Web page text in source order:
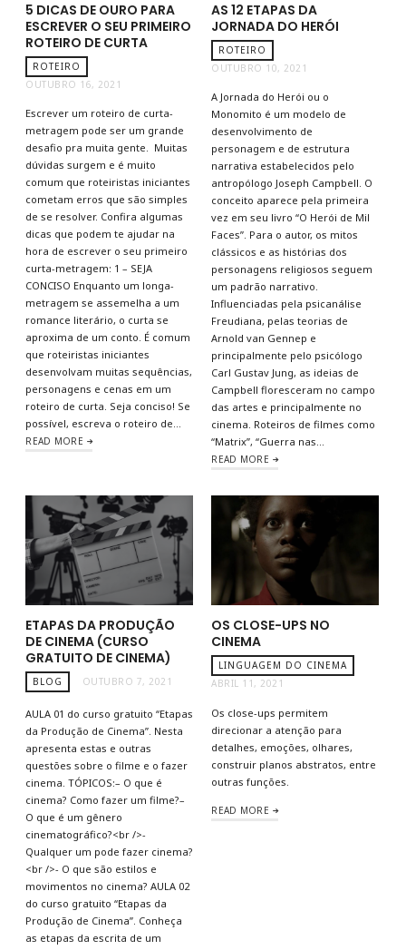
5 DICAS DE OURO PARA
ESCREVER O SEU PRIMEIRO
ROTEIRO DE CURTA
ROTEIRO
OUTUBRO 16, 2021
Escrever um roteiro de curta-
metragem pode ser um grande
desafio pra muita gente. Muitas
dúvidas surgem e é muito
comum que roteiristas iniciantes
cometam erros que são simples
de se resolver. Confira algumas
dicas que podem te ajudar na
hora de escrever o seu primeiro
curta-metragem: 1 – SEJA
CONCISO Enquanto um longa-
metragem se assemelha a um
romance literário, o curta se
aproxima de um conto. É comum
que roteiristas iniciantes
desenvolvam muitas sequências,
personagens e cenas em um
roteiro de curta. Seja conciso! Se
possível, escreva o roteiro de…
READ MORE
AS 12 ETAPAS DA
JORNADA DO HERÓI
ROTEIRO
OUTUBRO 10, 2021
A Jornada do Herói ou o
Monomito é um modelo de
desenvolvimento de
personagem e de estrutura
narrativa estabelecidos pelo
antropólogo Joseph Campbell. O
conceito aparece pela primeira
vez em seu livro “O Herói de Mil
Faces”. Para o autor, os mitos
clássicos e as histórias dos
personagens religiosos seguem
um padrão narrativo.
Influenciadas pela psicanálise
Freudiana, pelas teorias de
Arnold van Gennep e
principalmente pelo psicólogo
Carl Gustav Jung, as ideias de
Campbell floresceram no campo
das artes e principalmente no
cinema. Roteiros de filmes como
“Matrix”, “Guerra nas…
READ MORE
ETAPAS DA PRODUÇÃO
DE CINEMA (CURSO
GRATUITO DE CINEMA)
BLOG OUTUBRO 7, 2021
AULA 01 do curso gratuito “Etapas
da Produção de Cinema”. Nesta
apresenta estas e outras
questões sobre o filme e o fazer
cinema. TÓPICOS:– O que é
cinema? Como fazer um filme?–
O que é um gênero
cinematográfico?<br />-
Qualquer um pode fazer cinema?
<br />- O que são estilos e
movimentos no cinema? AULA 02
do curso gratuito “Etapas da
Produção de Cinema”. Conheça
as etapas da escrita de um
OS CLOSE-UPS NO
CINEMA
LINGUAGEM DO CINEMA
ABRIL 11, 2021
Os close-ups permitem
direcionar a atenção para
detalhes, emoções, olhares,
construir planos abstratos, entre
outras funções.
READ MORE